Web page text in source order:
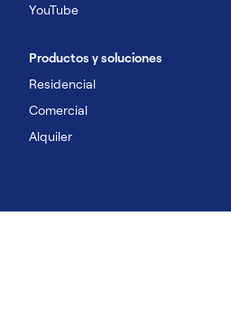
YouTube
Productos y soluciones
Residencial
Comercial
Alquiler
©2026 Carrier. Todos los